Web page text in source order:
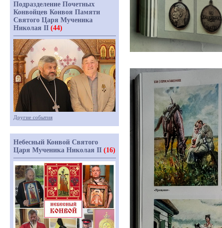
Подразделение Почетных
Конвойцев Конвоя Памяти
Святого Царя Мученика
Николая II (44)
Другие события
Небесный Конвой Святого
Царя Мученика Николая II (16)